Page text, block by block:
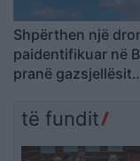
Shpërthen një
paidentifikuar në
pranë gazsjellësit
të fundit